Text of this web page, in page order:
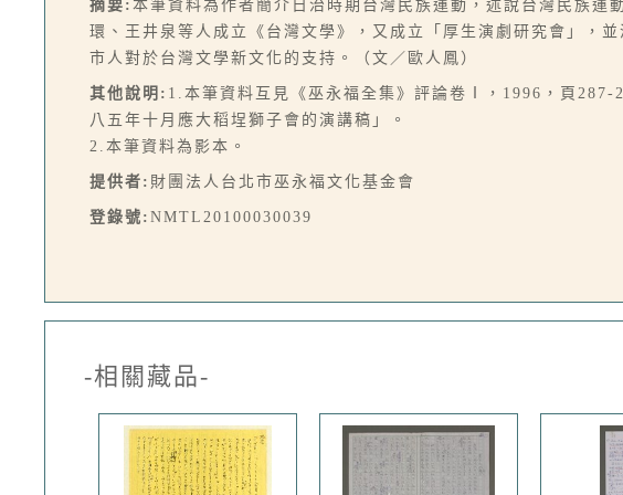
摘要: 本筆資料為作者簡介日治時期台灣民族運動，述說台灣民族運
環、王井泉等人成立《台灣文學》，又成立「厚生演劇研究會」，
市人對於台灣文學新文化的支持。（文／歐人鳳）
其他說明: 1.本筆資料互見《巫永福全集》評論卷Ⅰ，1996，頁287-
八五年十月應大稻埕獅子會的演講稿」。
2.本筆資料為影本。
提供者: 財團法人台北市巫永福文化基金會
登錄號: NMTL20100030039
-相關藏品-